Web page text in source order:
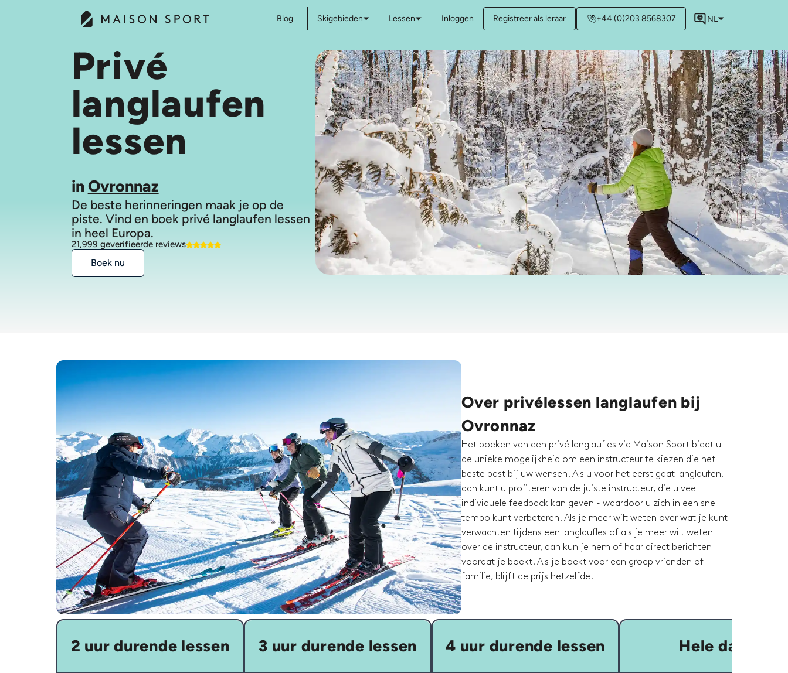
Blog Skigebieden Lessen Inloggen Registreer als leraar +44 (0)203 8568307 NL
Privé
langlaufen
lessen
inOvronnaz
De beste herinneringen maak je op de
piste. Vind en boek privé langlaufen lessen
in heel Europa.
21,999 geverifieerde reviews
Boek nu
Over privélessen langlaufen bij
Ovronnaz
Het boeken van een privé langlaufles via Maison Sport biedt u
de unieke mogelijkheid om een instructeur te kiezen die het
beste past bij uw wensen. Als u voor het eerst gaat langlaufen,
dan kunt u profiteren van de juiste instructeur, die u veel
individuele feedback kan geven - waardoor u zich in een snel
tempo kunt verbeteren. Als je meer wilt weten over wat je kunt
verwachten tijdens een langlaufles of als je meer wilt weten
over de instructeur, dan kun je hem of haar direct berichten
voordat je boekt. Als je boekt voor een groep vrienden of
familie, blijft de prijs hetzelfde.
2 uur durende lessen 3 uur durende lessen 4 uur durende lessen Hele dag